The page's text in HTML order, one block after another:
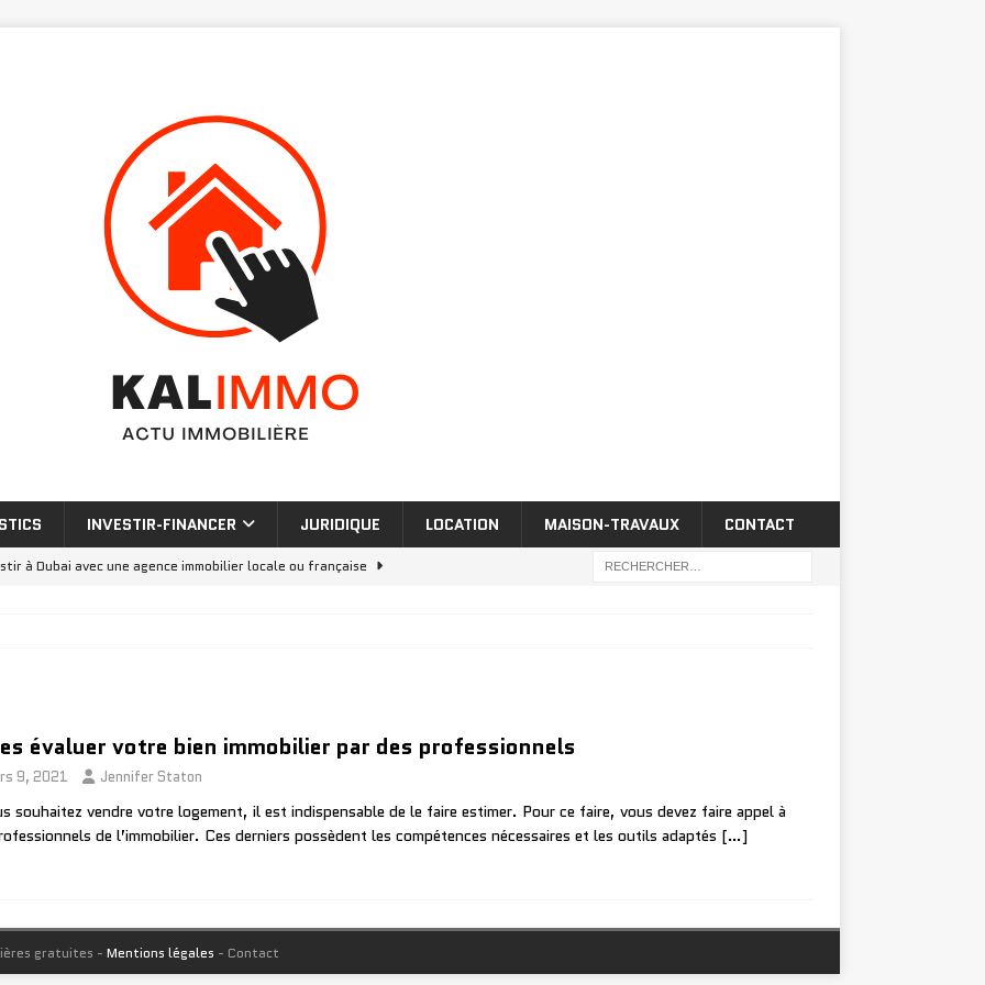
INVESTIR-FINANCER JURIDIQUE LOCATION MAISON-TRAVAUX CONTACT
à Dubai avec une agence immobilier locale ou française
de dilatation : 5 erreurs à éviter en construction
MAISON-
dans un appartement a vendre dubai : rentabilité réelle
évaluer votre bien immobilier par des professionnels
9, 2021 Jennifer Staton
souhaitez vendre votre logement, il est indispensable de le faire estimer. Pour ce faire, vous devez faire appel à
de l’immobilier. Ces derniers possèdent les compétences nécessaires et les outils adaptés […]
gratuites - Mentions légales - Contact